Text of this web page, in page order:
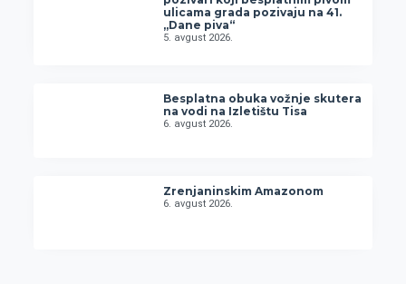
ulicama grada pozivaju na 41.
„Dane piva“
5. avgust 2026.
Besplatna obuka vožnje skutera
na vodi na Izletištu Tisa
6. avgust 2026.
Zrenjaninskim Amazonom
6. avgust 2026.